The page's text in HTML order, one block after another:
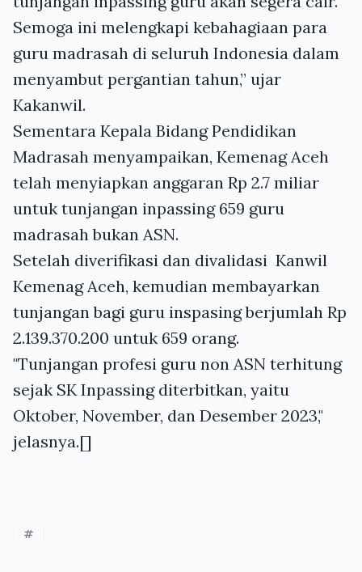
Semoga ini melengkapi kebahagiaan para
guru madrasah di seluruh Indonesia dalam
menyambut pergantian tahun,” ujar
Kakanwil.
Sementara Kepala Bidang Pendidikan
Madrasah menyampaikan, Kemenag Aceh
telah menyiapkan anggaran Rp 2.7 miliar
untuk tunjangan inpassing 659 guru
madrasah bukan ASN.
Setelah diverifikasi dan divalidasi Kanwil
Kemenag Aceh, kemudian membayarkan
tunjangan bagi guru inspasing berjumlah Rp
2.139.370.200 untuk 659 orang.
"Tunjangan profesi guru non ASN terhitung
sejak SK Inpassing diterbitkan, yaitu
Oktober, November, dan Desember 2023,"
jelasnya.[]
#